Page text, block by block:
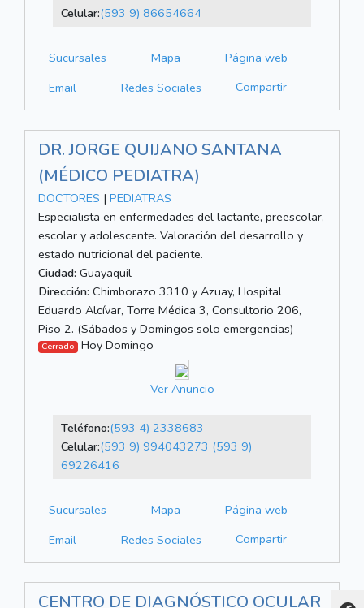
Celular:(593 9) 86654664
Sucursales Mapa
Página web
Email
Redes Sociales Compartir
DR. JORGE QUIJANO SANTANA
(MÉDICO PEDIATRA)
DOCTORES | PEDIATRAS
Especialista en enfermedades del lactante, preescolar,
escolar y adolescente. Valoración del desarrollo y
estado nutricional del paciente.
Ciudad: Guayaquil
Dirección: Chimborazo 3310 y Azuay, Hospital
Eduardo Alcívar, Torre Médica 3, Consultorio 206,
Piso 2. (Sábados y Domingos solo emergencias)
Cerrado Hoy Domingo
Ver Anuncio
Teléfono:(593 4) 2338683
Celular:(593 9) 994043273 (593 9)
69226416
Sucursales Mapa
Página web
Email
Redes Sociales Compartir
CENTRO DE DIAGNÓSTICO OCULAR